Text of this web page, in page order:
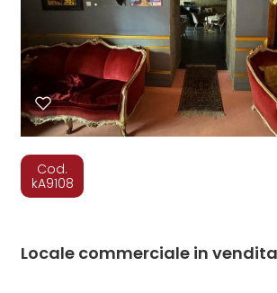
Cod.
kA9108
Locale commerciale in